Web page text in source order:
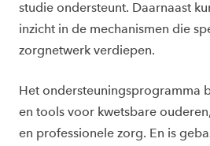
studie ondersteunt. Daarnaast
inzicht in de mechanismen die
zorgnetwerk verdiepen.
Het ondersteuningsprogramma
en tools voor kwetsbare
en professionele zorg. En is